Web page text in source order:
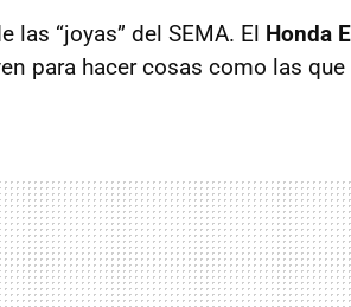
las “joyas” del SEMA. El Honda
para hacer cosas como las